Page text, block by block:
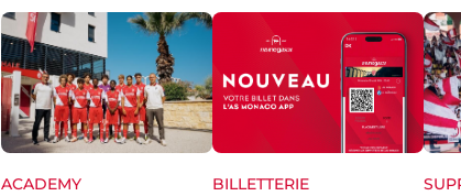
ACADEMY BILLETTERIE